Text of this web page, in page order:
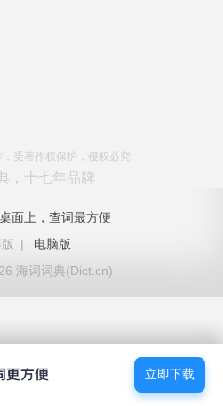
受著作权保护，侵权必究
，十七年品牌
面上，查词最方便
|
电脑版
海词词典(Dict.cn)
立即下载
立即下载